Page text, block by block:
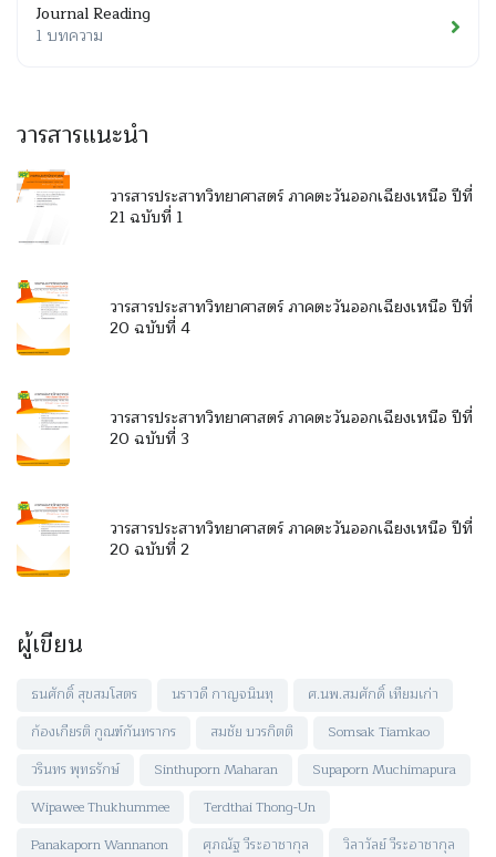
Journal Reading
1 บทความ
วารสารแนะนำ
วารสารประสาทวิทยาศาสตร์ ภาคตะวันออกเฉียงเหนือ ปีที่
21 ฉบับที่ 1
วารสารประสาทวิทยาศาสตร์ ภาคตะวันออกเฉียงเหนือ ปีที่
20 ฉบับที่ 4
วารสารประสาทวิทยาศาสตร์ ภาคตะวันออกเฉียงเหนือ ปีที่
20 ฉบับที่ 3
วารสารประสาทวิทยาศาสตร์ ภาคตะวันออกเฉียงเหนือ ปีที่
20 ฉบับที่ 2
ผู้เขียน
ธนศักดิ์ สุขสมโสตร นราวดี กาญจนินทุ
ศ.นพ.สมศักดิ์ เทียมเก่า
ก้องเกียรติ กูณฑ์กันทรากร
สมชัย บวรกิตติ
Somsak Tiamkao
วรินทร พุทธรักษ์
Sinthuporn Maharan
Supaporn Muchimapura
Wipawee Thukhummee
Terdthai Thong-Un
Panakaporn Wannanon
ศุภณัฐ วีระอาชากุล
วิลาวัลย์ วีระอาชากุล